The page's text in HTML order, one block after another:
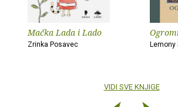
Mačka Lada i Lado
Zrinka Posavec Lemony
VIDI SVE KNJIGE